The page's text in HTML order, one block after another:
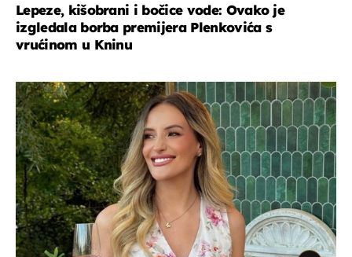
Lepeze, kišobrani i bočice vode: Ovako je
izgledala borba premijera Plenkovića s
vrućinom u Kninu